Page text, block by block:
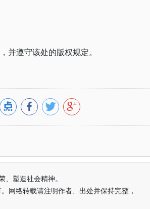
并遵守该处的版权规定。
塑造社会精神。
网络转载请注明作者、出处并保持完整，